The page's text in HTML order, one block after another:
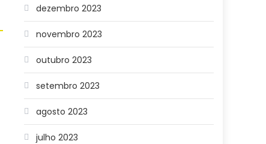
dezembro 2023
novembro 2023
outubro 2023
setembro 2023
agosto 2023
julho 2023